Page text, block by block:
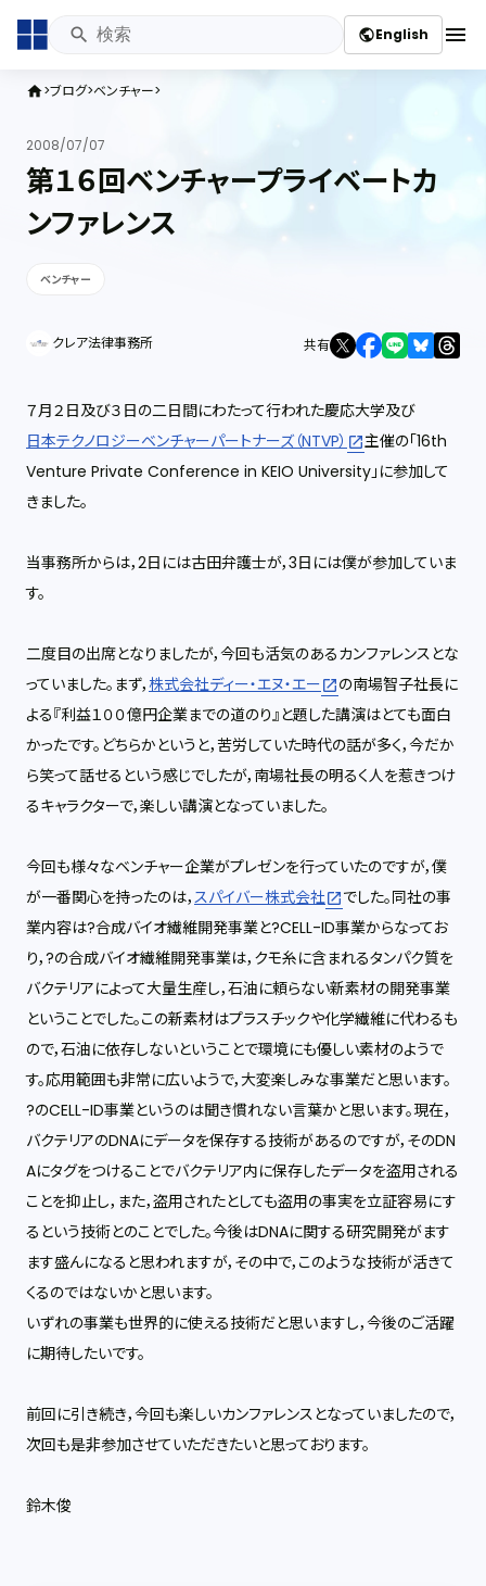
publicEnglish menu
home ブログ ベンチャー
2008/07/07
第１６回ベンチャープライベートカ
ンファレンス
ベンチャー
クレア法律事務所 共有
７月２日及び３日の二日間にわたって行われた慶応大学及び
日本テクノロジーベンチャーパートナーズ（NTVP）
主催の「16th
Venture Private Conference in KEIO University」に参加して
きました。
当事務所からは，2日には古田弁護士が，3日には僕が参加していま
す。
二度目の出席となりましたが，今回も活気のあるカンファレンスとな
っていました。まず，株式会社ディー・エヌ・エー
の南場智子社長に
よる『利益１００億円企業までの道のり』と題した講演はとても面白
かったです。どちらかというと，苦労していた時代の話が多く，今だか
ら笑って話せるという感じでしたが，南場社長の明るく人を惹きつけ
るキャラクターで，楽しい講演となっていました。
今回も様々なベンチャー企業がプレゼンを行っていたのですが，僕
が一番関心を持ったのは，スパイバー株式会社
でした。同社の事
業内容は?合成バイオ繊維開発事業と?CELL-ID事業からなってお
り，?の合成バイオ繊維開発事業は，クモ糸に含まれるタンパク質を
バクテリアによって大量生産し，石油に頼らない新素材の開発事業
ということでした。この新素材はプラスチックや化学繊維に代わるも
ので，石油に依存しないということで環境にも優しい素材のようで
す。応用範囲も非常に広いようで，大変楽しみな事業だと思います。
?のCELL-ID事業というのは聞き慣れない言葉かと思います。現在，
バクテリアのDNAにデータを保存する技術があるのですが，そのDN
Aにタグをつけることでバクテリア内に保存したデータを盗用される
ことを抑止し，また，盗用されたとしても盗用の事実を立証容易にす
るという技術とのことでした。今後はDNAに関する研究開発がます
ます盛んになると思われますが，その中で，このような技術が活きて
くるのではないかと思います。
いずれの事業も世界的に使える技術だと思いますし，今後のご活躍
に期待したいです。
前回に引き続き，今回も楽しいカンファレンスとなっていましたので，
次回も是非参加させていただきたいと思っております。
鈴木俊